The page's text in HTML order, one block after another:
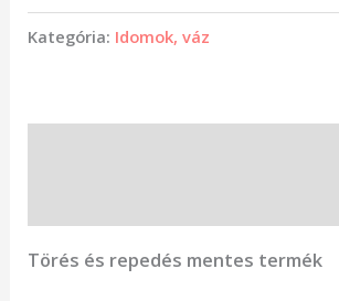
Kategória: Idomok, váz
Törés és repedés mentes termék